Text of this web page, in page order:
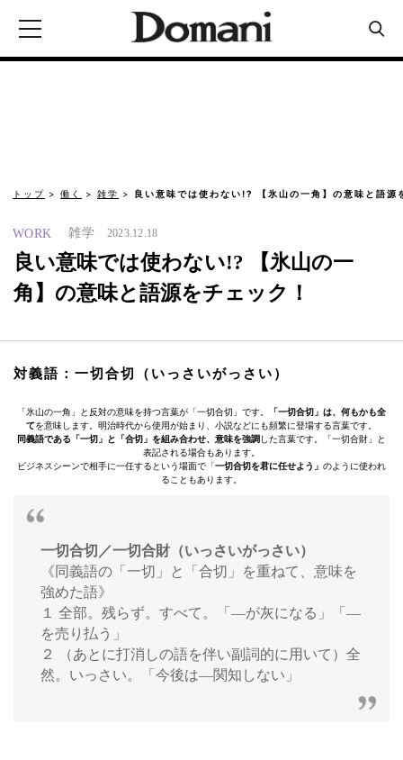
トップ 働く 雑学 良い意味では使わない!? 【氷山の一角】の意味と語源
WORK 雑学 2023.12.18
良い意味では使わない!? 【氷山の一
角】の意味と語源をチェック！
対義語：一切合切（いっさいがっさい）
「氷山の一角」と反対の意味を持つ言葉が「一切合切」です。
「一切合切」は、何もかも全
てを意味します。明治時代から使用が始まり、小説などにも頻繁に登場する言葉です。
同義語である「一切」と「合切」を組み合わせ、意味を強調 した言葉です。「一切合財」と
表記される場合もあります。
ビジネスシーンで相手に一任するという場面で「一切合切を君に任せよう」 のように使われ
ることもあります。
一切合切／一切合財（いっさいがっさい）
《同義語の「一切」と「合切」を重ねて、意味を
強めた語》
１ 全部。残らず。すべて。「—が灰になる」「—
を売り払う」
２ （あとに打消しの語を伴い副詞的に用いて）全
然。いっさい。「今後は—関知しない」